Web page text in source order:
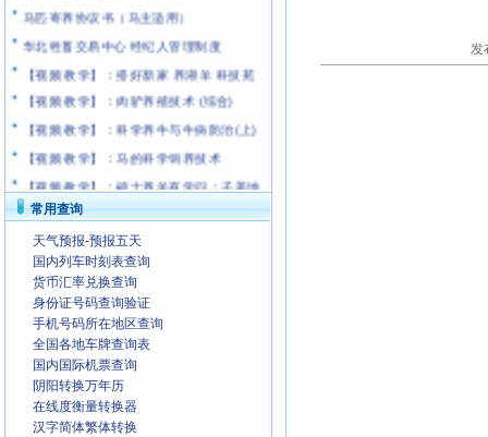
马匹寄养协议书（马主适用）
华北牲畜交易中心 经纪人管理制度
【视频 教学】：搭好新家 养湖羊 科技苑
【视频 教学】：肉驴养殖技术 (综合)
【视频 教学】：科学养牛与牛病防治(上)
【视频 教学】：马的科学饲养技术
【视频 教学】：硕士养羊有学问；子姜地
下有玄机
常用查询
天气预报-预报五天
国内列车时刻表查询
货币汇率兑换查询
身份证号码查询验证
手机号码所在地区查询
全国各地车牌查询表
国内国际机票查询
阴阳转换万年历
在线度衡量转换器
汉字简体繁体转换
发